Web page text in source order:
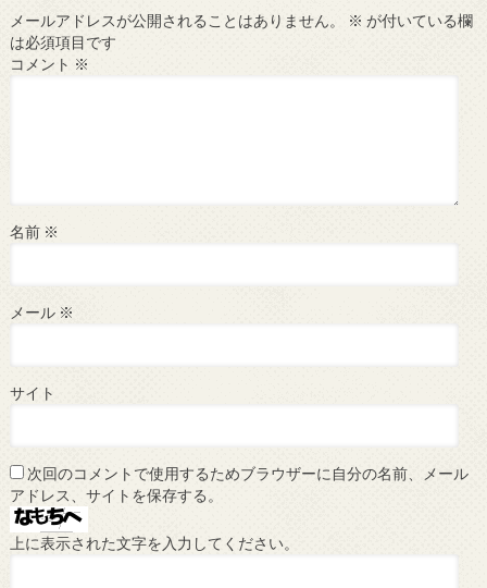
メールアドレスが公開されることはありません。 ※ が付いている欄
は必須項目です
コメント ※
名前 ※
メール ※
サイト
次回のコメントで使用するためブラウザーに自分の名前、メール
アドレス、サイトを保存する。
上に表示された文字を入力してください。